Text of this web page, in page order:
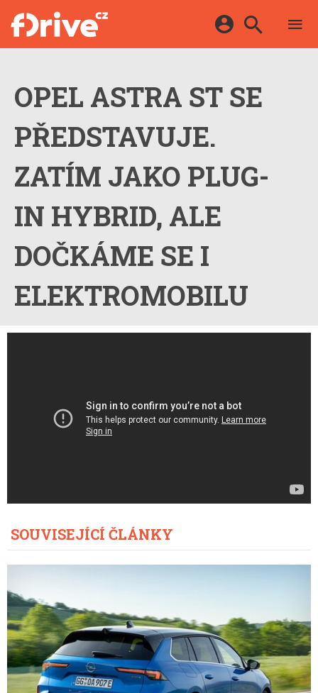
MAPA STANIC
VIDEA
DALŠÍ
E-MOTORSPORT
SERIÁLY
Facebook Google
Twitter Apple
OPEL ASTRA ST SE
PŘEDSTAVUJE.
ZATÍM JAKO PLUG-
IN HYBRID, ALE
DOČKÁME SE I
ELEKTROMOBILU
SOUVISEJÍCÍ ČLÁNKY